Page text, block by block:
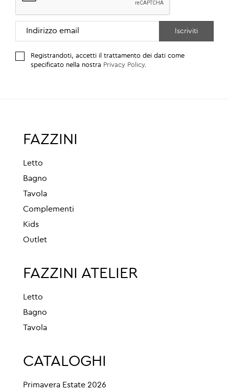
Registrandoti, accetti il trattamento dei dati come
specificato nella nostra Privacy Policy.
FAZZINI
Letto
Bagno
Tavola
Complementi
Kids
Outlet
FAZZINI ATELIER
Letto
Bagno
Tavola
CATALOGHI
Primavera Estate 2026